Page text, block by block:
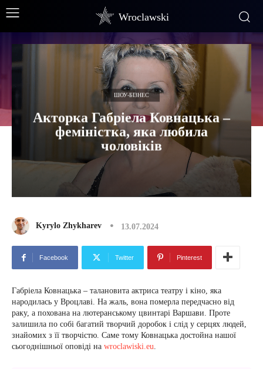
Wroclawski
ШОУ-БІЗНЕС
Акторка Габріела Ковнацька –
феміністка, яка любила
чоловіків
Kyrylo Zhykharev 13.07.2024
Facebook Twitter Pinterest
Габріела Ковнацька – талановита актриса театру і кіно, яка
народилась у Вроцлаві. На жаль, вона померла передчасно від
раку, а похована на лютеранському цвинтарі Варшави. Проте
залишила по собі багатий творчий доробок і слід у серцях людей,
знайомих з її творчістю. Саме тому Ковнацька достойна нашої
сьогоднішньої оповіді на wroclawiski.eu.